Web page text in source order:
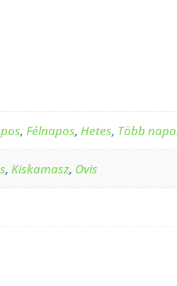
,Félnapos,Hetes, Több
,Kiskamasz, Ovis